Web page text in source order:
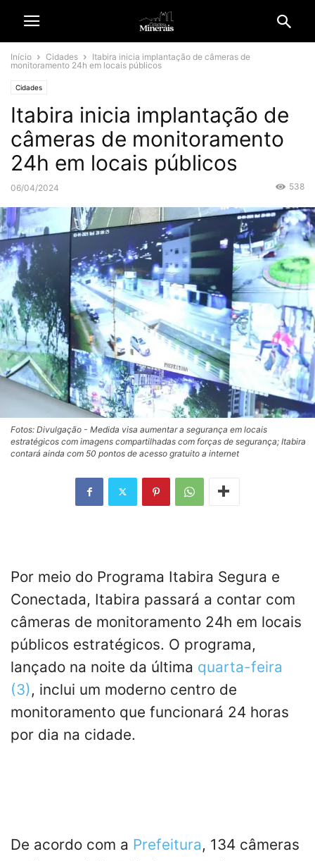
Início Cidades
Itabira inicia implantação de câmeras de
monitoramento 24h em locais públicos
Cidades
Itabira inicia implantação de
câmeras de monitoramento
24h em locais públicos
06/04/2024 538
Fotos: Divulgação - Medida visa aumentar a segurança em locais
estratégicos com imagens compartilhadas com forças de segurança; Itabira
contará ainda com 50 pontos de acesso gratuito a internet
Por meio do Programa Itabira Segura e
Conectada, Itabira passará a contar com
câmeras de monitoramento 24h em locais
públicos estratégicos. O programa,
lançado na noite da última quarta-feira
(3), inclui um moderno centro de
monitoramento que funcionará 24 horas
por dia na cidade.
De acordo com a Prefeitura, 134 câmeras